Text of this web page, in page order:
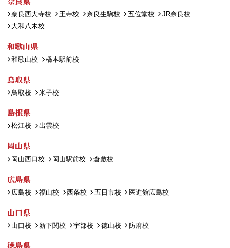
奈良西大寺校 王寺校 奈良生駒校 五位堂校
JR奈良校
大和八木校
和歌山県
和歌山校 橋本駅前校
鳥取県
鳥取校 米子校
島根県
松江校 出雲校
岡山県
岡山西口校 岡山駅前校 倉敷校
広島県
広島校 福山校 西条校 五日市校 医進館広島校
山口県
山口校 新下関校 宇部校 徳山校 防府校
徳島県